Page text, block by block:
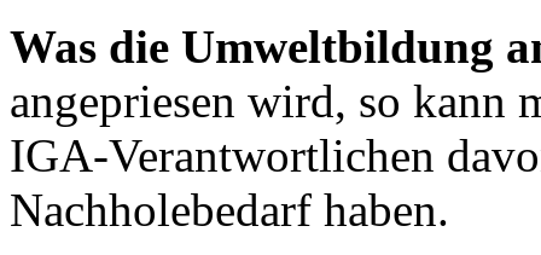
Was die Umweltbildung
angepriesen wird, so kann
IGA-Verantwortlichen
Nachholebedarf haben.